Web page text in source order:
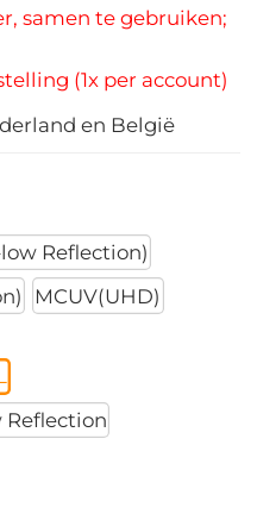
samen te gebruiken;
(1x per account)
en België
Reflection)
MCUV(UHD)
Reflection